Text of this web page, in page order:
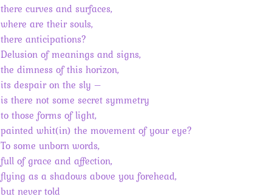
there curves and surfaces,
where are their souls,
there anticipations?
Delusion of meanings and signs,
the dimness of this horizon,
its despair on the sly –
is there not some secret symmetry
to those forms of light,
painted whit(in) the movement of your eye?
To some unborn words,
full of grace and affection,
flying as a shadows above you forehead,
but never told